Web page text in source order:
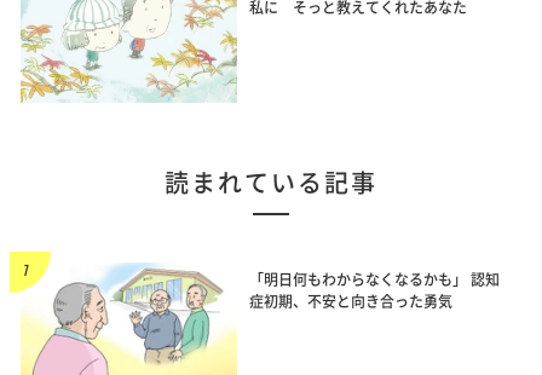
私に そっと教えてくれたあなた
読まれている記事
「明日何もわからなくなるかも」 認知
症初期、不安と向き合った勇気